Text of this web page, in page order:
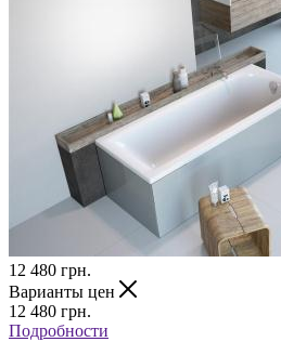
12 480 грн.
Варианты цен
12 480 грн.
Подробности